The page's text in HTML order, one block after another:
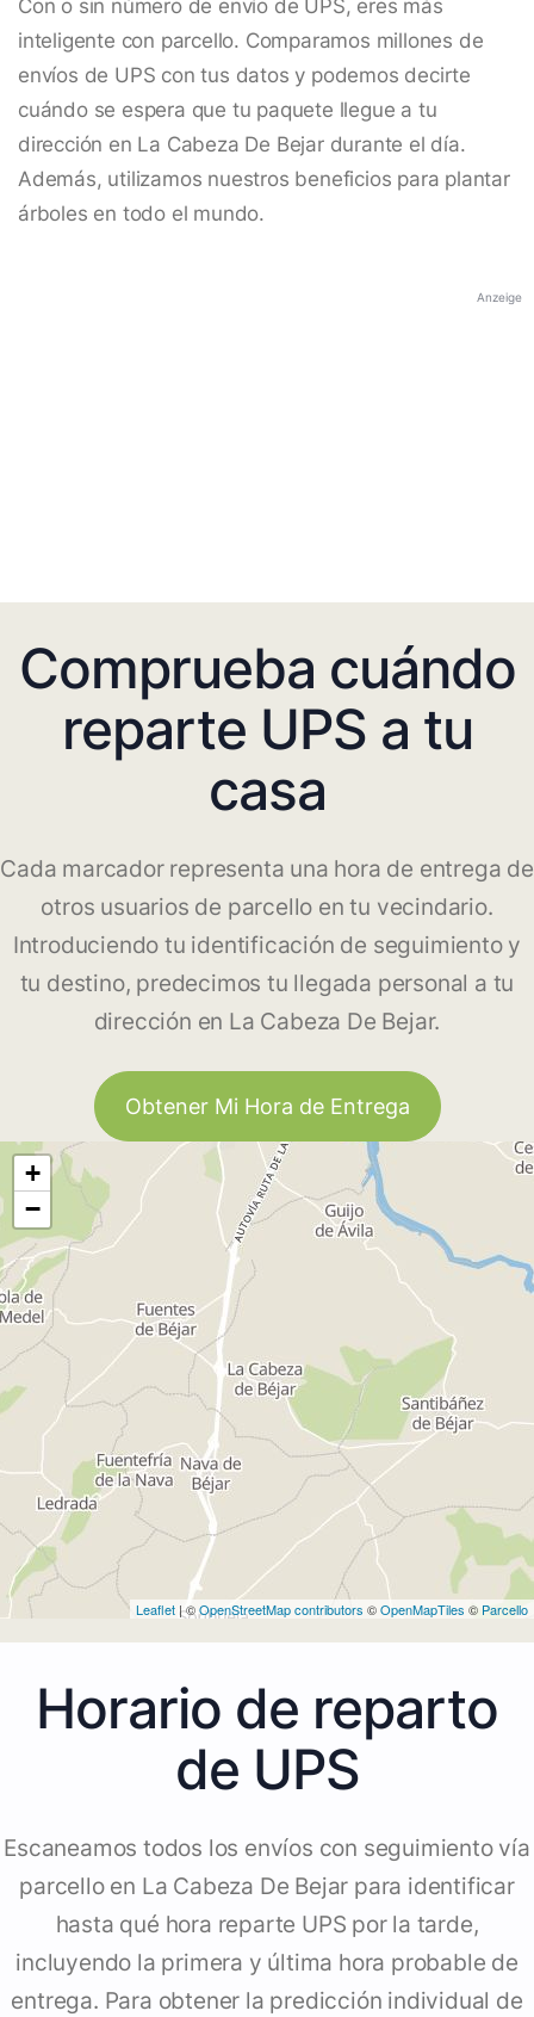
Con o sin número de envío de UPS, eres más
inteligente con parcello. Comparamos millones de
envíos de UPS con tus datos y podemos decirte
cuándo se espera que tu paquete llegue a tu
dirección en La Cabeza De Bejar durante el día.
Además, utilizamos nuestros beneficios para plantar
árboles en todo el mundo.
Anzeige
Comprueba cuándo
reparte UPS a tu
casa
Cada marcador representa una hora de entrega de
otros usuarios de parcello en tu vecindario.
Introduciendo tu identificación de seguimiento y
tu destino, predecimos tu llegada personal a tu
dirección en La Cabeza De Bejar.
Obtener Mi Hora de Entrega
+
−
Leaflet | ©OpenStreetMap contributors ©OpenMapTiles © Parcello
Horario de reparto
de UPS
Escaneamos todos los envíos con seguimiento vía
parcello en La Cabeza De Bejar para identificar
hasta qué hora reparte UPS por la tarde,
incluyendo la primera y última hora probable de
entrega. Para obtener la predicción individual de